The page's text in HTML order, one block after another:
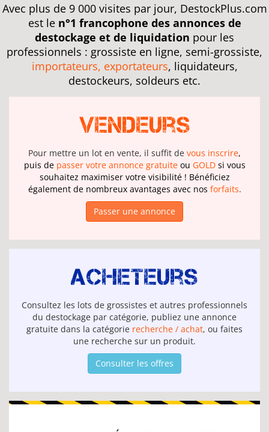
Avec plus de 9 000 visites par jour, DestockPlus.com
est le n°1 francophone des annonces de
destockage et de liquidation pour les
professionnels : grossiste en ligne, semi-grossiste,
importateurs, exportateurs, liquidateurs,
destockeurs, soldeurs etc.
Vendeurs
Pour mettre un lot en vente, il suffit de vous inscrire,
puis de passer votre annonce gratuite ou GOLD si vous
souhaitez maximiser votre visibilité ! Bénéficiez
également de nombreux avantages avec nos forfaits.
Passer une annonce
Acheteurs
Consultez les lots de grossistes et autres professionnels
du destockage par catégorie, publiez une annonce
gratuite dans la catégorie recherche / achat, ou faites
une recherche sur un produit.
Consulter les offres